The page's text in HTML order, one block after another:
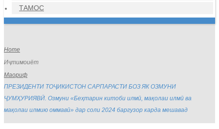
ТАМОС
Home
Иҷтимоиёт
Маориф
ПРЕЗИДЕНТИ ТОҶИКИСТОН САРПАРАСТИ БОЗ ЯК ОЗМУНИ
ҶУМҲУРИЯВӢ. Озмуни «Беҳтарин китоби илмӣ, мақолаи илмӣ ва
мақолаи илмию оммавӣ» дар соли 2024 баргузор карда мешавад